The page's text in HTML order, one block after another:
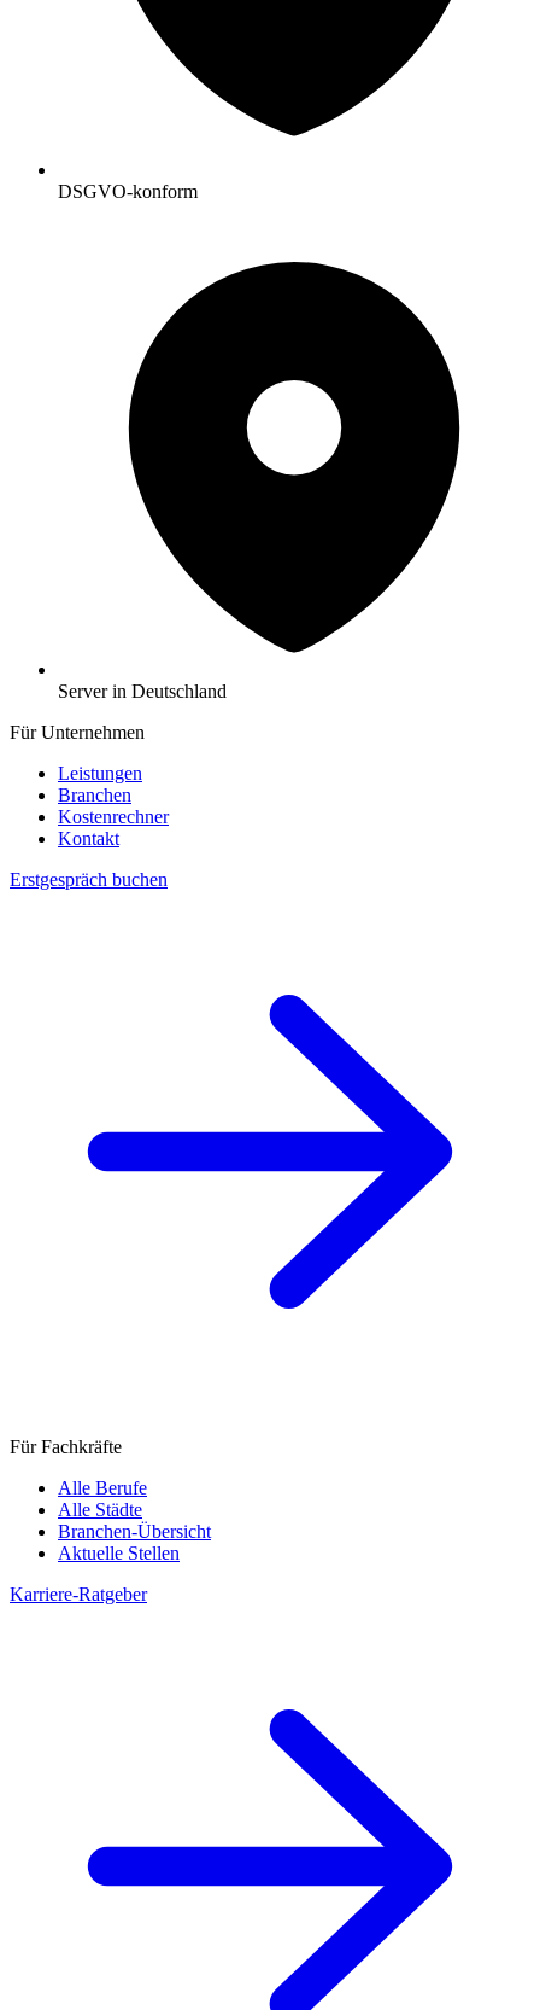
DSGVO-konform
Server in Deutschland
Für Unternehmen
Leistungen
Branchen
Kostenrechner
Kontakt
Erstgespräch buchen
Für Fachkräfte
Alle Berufe
Alle Städte
Branchen-Übersicht
Aktuelle Stellen
Karriere-Ratgeber